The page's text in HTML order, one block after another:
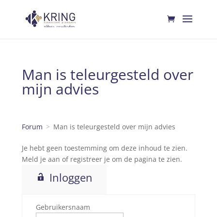
Man is teleurgesteld over
mijn advies
Forum Man is teleurgesteld over mijn advies
Je hebt geen toestemming om deze inhoud te zien.
Meld je aan of registreer je om de pagina te zien.
Inloggen
Gebruikersnaam